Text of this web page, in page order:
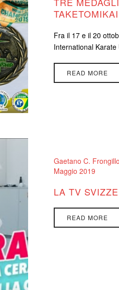
TAKETOMIKAI
Fra il 17 e il 20
International
READ MORE
Gaetano C. Frongillo
Maggio 2019
LA TV
READ MORE